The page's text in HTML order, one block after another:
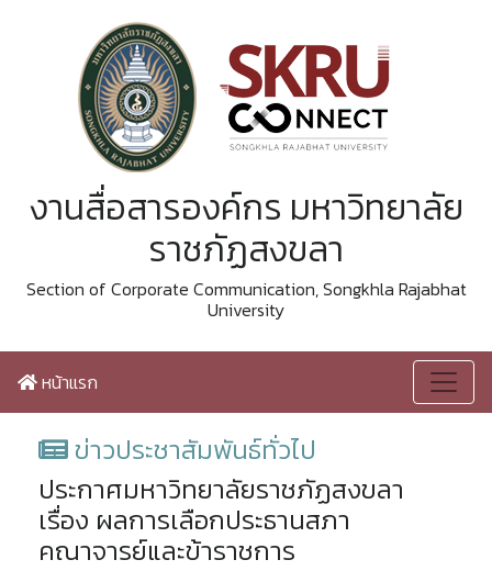
งานสื่อสารองค์กร มหาวิทยาลัย
ราชภัฏสงขลา
Section of Corporate Communication, Songkhla Rajabhat
University
หน้าแรก
ข่าวประชาสัมพันธ์ทั่วไป
ประกาศมหาวิทยาลัยราชภัฏสงขลา
เรื่อง ผลการเลือกประธานสภา
คณาจารย์และข้าราชการ